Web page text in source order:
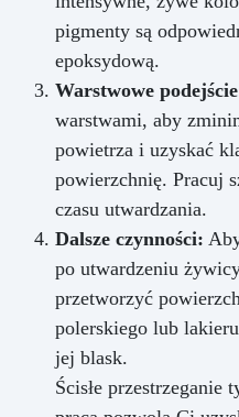
pigmenty są
epoksydową.
Warstwowe
warstwami, aby
powietrza i uzyskać
powierzchnię. Pracuj
czasu utwardzania.
Dalsze czynności:
po utwardzeniu
przetworzyć
polerskiego lub
jej blask.
Ścisłe przestrzeganie